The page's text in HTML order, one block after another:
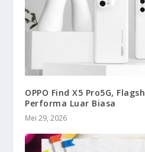
OPPO Find X5 Pro5G,
Performa Luar Biasa
Mei 29, 2026